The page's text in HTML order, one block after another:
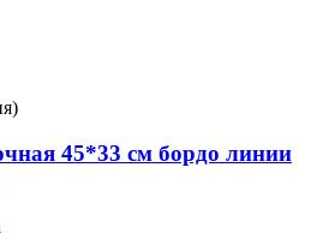
45*33 см бордо линии